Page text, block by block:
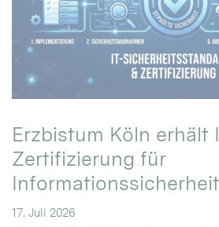
Erzbistum Köln erhält
Zertifizierung für
Informationssicherheit
17. Juli 2026